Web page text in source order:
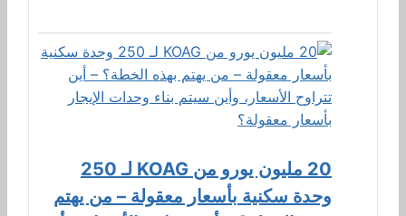
20 مليون يورو من KOAG لـ 250
وحدة سكنية بأسعار معقولة – من يهتم